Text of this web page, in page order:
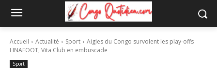
Accueil Actualité Sport
Aigles du Congo survolent les play-offs
LINAFOOT, Vita Club en embuscade
Sport